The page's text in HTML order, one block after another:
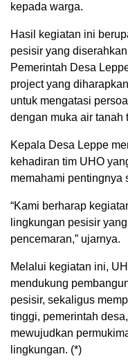
kepada warga.
Hasil kegiatan ini
pesisir yang
Pemerintah Desa
project yang
untuk mengatasi
dengan muka air tanah
Kepala Desa Leppe
kehadiran tim UHO
memahami pentingnya
“Kami berharap
lingkungan pesisir
pencemaran,” ujarnya.
Melalui kegiatan ini,
mendukung
pesisir, sekaligus
tinggi, pemerintah
mewujudkan
lingkungan. (*)